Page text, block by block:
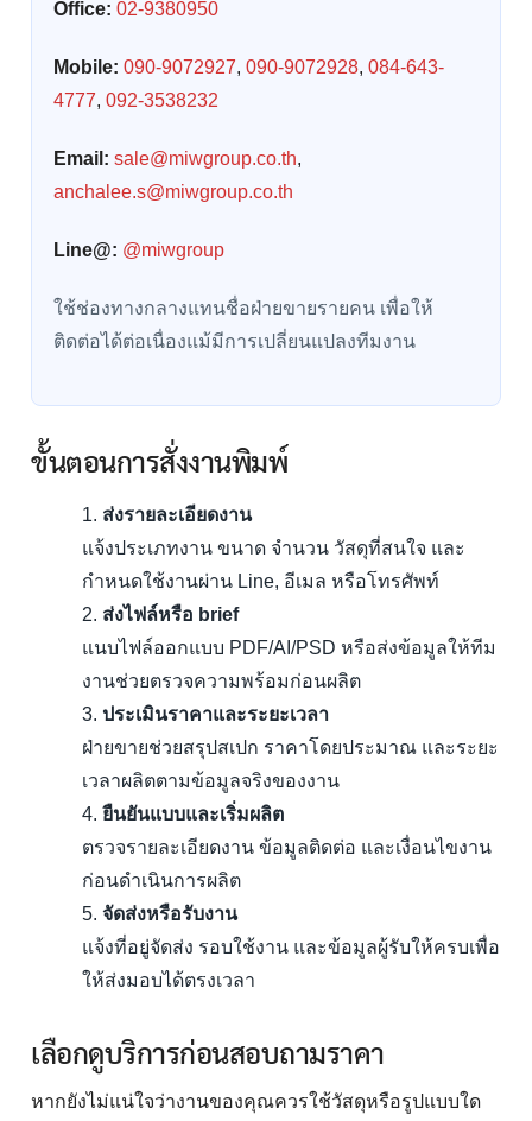
Office: 02-9380950
Mobile: 090-9072927, 090-9072928, 084-643-
4777, 092-3538232
Email: sale@miwgroup.co.th,
anchalee.s@miwgroup.co.th
Line@: @miwgroup
ใช้ช่องทางกลางแทนชื่อฝ่ายขายรายคน เพื่อให้
ติดต่อได้ต่อเนื่องแม้มีการเปลี่ยนแปลงทีมงาน
ขั้นตอนการสั่งงานพิมพ์
ส่งรายละเอียดงาน
แจ้งประเภทงาน ขนาด จำนวน วัสดุที่สนใจ และ
กำหนดใช้งานผ่าน Line, อีเมล หรือโทรศัพท์
ส่งไฟล์หรือ brief
แนบไฟล์ออกแบบ PDF/AI/PSD หรือส่งข้อมูลให้ทีม
งานช่วยตรวจความพร้อมก่อนผลิต
ประเมินราคาและระยะเวลา
ฝ่ายขายช่วยสรุปสเปก ราคาโดยประมาณ และระยะ
เวลาผลิตตามข้อมูลจริงของงาน
ยืนยันแบบและเริ่มผลิต
ตรวจรายละเอียดงาน ข้อมูลติดต่อ และเงื่อนไขงาน
ก่อนดำเนินการผลิต
จัดส่งหรือรับงาน
แจ้งที่อยู่จัดส่ง รอบใช้งาน และข้อมูลผู้รับให้ครบเพื่อ
ให้ส่งมอบได้ตรงเวลา
เลือกดูบริการก่อนสอบถามราคา
หากยังไม่แน่ใจว่างานของคุณควรใช้วัสดุหรือรูปแบบใด